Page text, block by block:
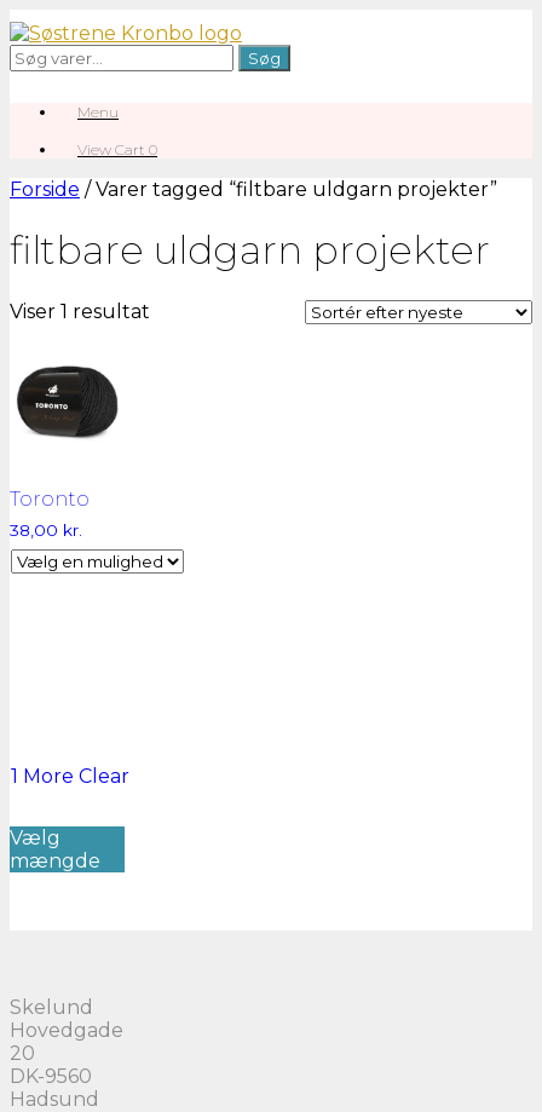
Gå
til
indhold
Søg
efter:
Søg
Menu
View
cart
View Cart 0
Forside / Varer tagged “filtbare uldgarn projekter”
filtbare uldgarn projekter
Viser 1 resultat
Toronto
38,00 kr.
1 More Clear
Vælg
mængde
Skelund
Hovedgade
20
DK-9560
Hadsund